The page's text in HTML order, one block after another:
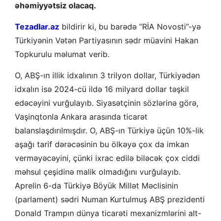
əhəmiyyətsiz olacaq.
Tezadlar.az bildirir ki, bu barədə “RİA Novosti”-yə
Türkiyənin Vətən Partiyasının sədr müavini Hakan
Topkurulu məlumat verib.
O, ABŞ-ın illik idxalının 3 trilyon dollar, Türkiyədən
idxalın isə 2024-cü ildə 16 milyard dollar təşkil
edəcəyini vurğulayıb. Siyasətçinin sözlərinə görə,
Vaşinqtonla Ankara arasında ticarət
balanslaşdırılmışdır. O, ABŞ-ın Türkiyə üçün 10%-lik
aşağı tarif dərəcəsinin bu ölkəyə çox da imkan
verməyəcəyini, çünki ixrac edilə biləcək çox ciddi
məhsul çeşidinə malik olmadığını vurğulayıb.
Aprelin 6-da Türkiyə Böyük Millət Məclisinin
(parlament) sədri Numan Kurtulmuş ABŞ prezidenti
Donald Trampın dünya ticarəti mexanizmlərini alt-